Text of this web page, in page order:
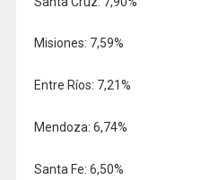
Misiones: 7,59%
Entre Ríos: 7,21%
Mendoza: 6,74%
Santa Fe: 6,50%